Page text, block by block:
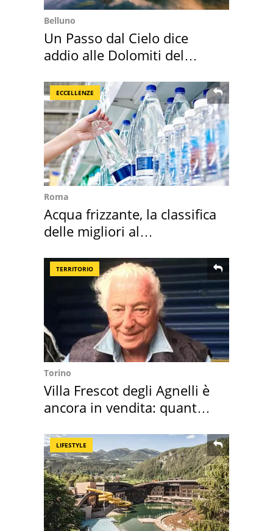
Belluno
Un Passo dal Cielo dice
addio alle Dolomiti del
ECCELLENZE
Roma
Acqua frizzante, la classifica
delle migliori al
TERRITORIO
Torino
Villa Frescot degli Agnelli è
ancora in vendita: quanto
LIFESTYLE